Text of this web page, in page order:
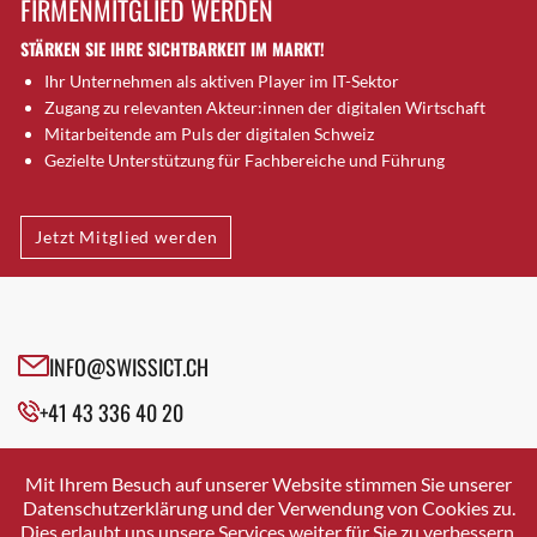
Brugg AG
Brütten
Bubendorf
Bubikon
Buchs (SG)
Bäretswil
Bülach
Cazis
Crissier
Davos Platz
Dierikon
Dietikon
FIRMENMITGLIED WERDEN
STÄRKEN SIE IHRE SICHTBARKEIT IM MARKT!
Ihr Unternehmen als aktiven Player im IT-Sektor
Zugang zu relevanten Akteur:innen der digitalen Wirtschaft
Mitarbeitende am Puls der digitalen Schweiz
Gezielte Unterstützung für Fachbereiche und Führung
Jetzt Mitglied werden
INFO@SWISSICT.CH
+41 43 336 40 20
SWISSICT
VULKANSTRASSE 120
8048 ZURICH
Mit Ihrem Besuch auf unserer Website stimmen Sie unserer
Datenschutzerklärung und der Verwendung von Cookies zu.
Dies erlaubt uns unsere Services weiter für Sie zu verbessern.